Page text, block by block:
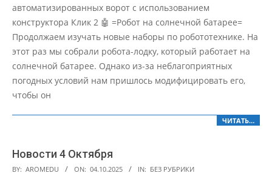
автоматизированных ворот с использованием
конструктора Клик 2 🤖 =Робот на солнечной батарее=
Продолжаем изучать новые наборы по робототехнике. На
этот раз мы собрали робота-лодку, который работает на
солнечной батарее. Однако из-за неблагоприятных
погодных условий нам пришлось модифицировать его,
чтобы он
ЧИТАТЬ…
Новости 4 Октября
2025-
BY: AROMEDU ON: 04.10.2025 IN: БЕЗ РУБРИКИ